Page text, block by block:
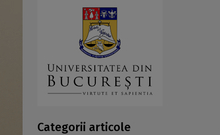
Categorii articole